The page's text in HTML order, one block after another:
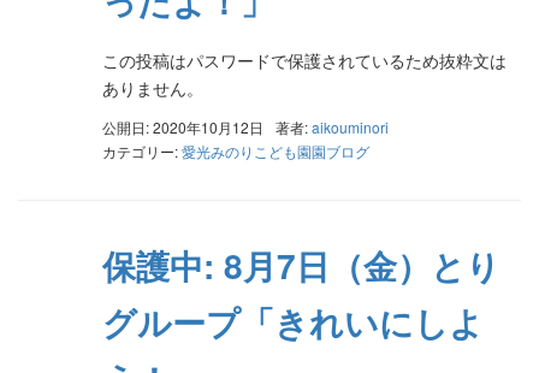
この投稿はパスワードで保護されているため抜粋文は
ありません。
公開日: 2020年10月12日 著者:aikouminori
カテゴリー:愛光みのりこども園園ブログ
保護中: 8月7日（金）とり
グループ「きれいにしよ